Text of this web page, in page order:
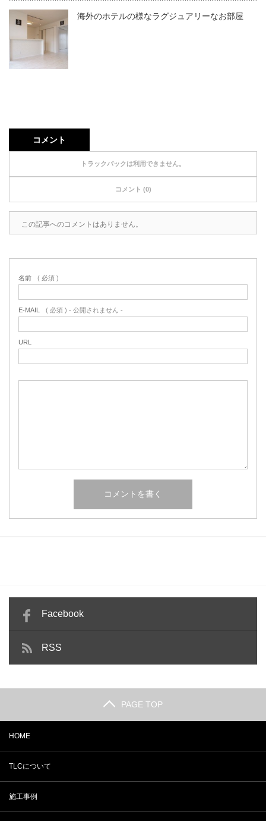
海外のホテルの様なラグジュアリーなお部屋
コメント
トラックバックは利用できません。
コメント (0)
この記事へのコメントはありません。
名前 ( 必須 )
E-MAIL ( 必須 ) - 公開されません -
URL
Facebook
RSS
PAGE TOP
HOME
TLCについて
施工事例